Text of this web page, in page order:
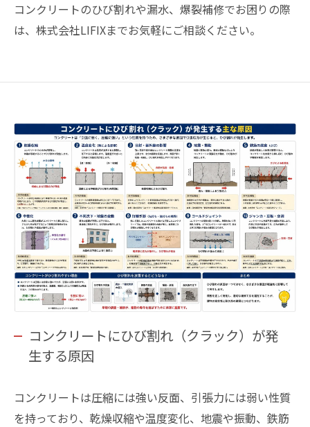
コンクリートのひび割れや漏水、爆裂補修でお困りの際
は、株式会社LIFIXまでお気軽にご相談ください。
コンクリートにひび割れ（クラック）が発
生する原因
コンクリートは圧縮には強い反面、引張力には弱い性質
を持っており、乾燥収縮や温度変化、地震や振動、鉄筋